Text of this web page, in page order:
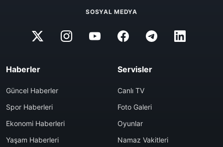
SOSYAL MEDYA
Haberler
Güncel Haberler
Spor Haberleri
Ekonomi Haberleri
Yaşam Haberleri
Servisler
Canlı TV
Foto Galeri
Oyunlar
Namaz Vakitleri